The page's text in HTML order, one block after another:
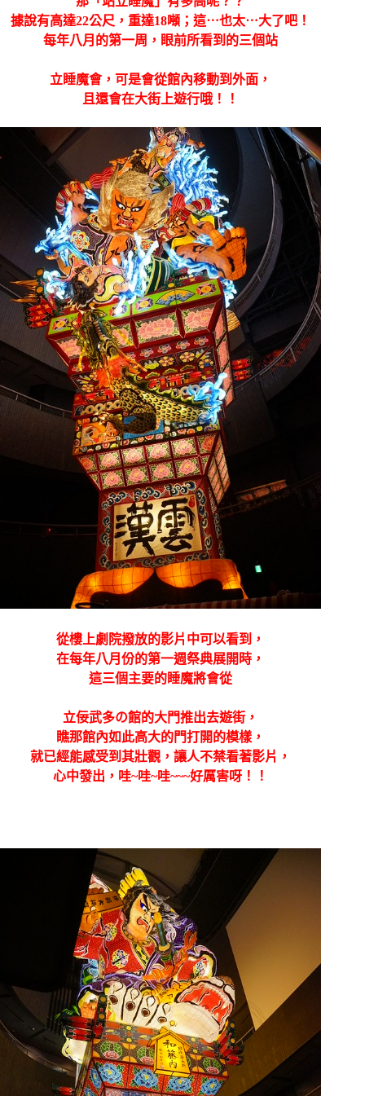
據說有高達22公尺，重達18噸；這⋯也太⋯大了吧！
每年八月的第一周，眼前所看到的三個站
立睡魔會，可是會從館內移動到外面，
且還會在大街上遊行哦！！
從樓上劇院撥放的影片中可以看到，
在每年八月份的第一週祭典展開時，
這三個主要的睡魔將會從
立佞武多の館的大門推出去遊街，
瞧那館內如此高大的門打開的模樣，
就已經能感受到其壯觀，讓人不禁看著影片，
心中發出，哇~哇~哇~~~好厲害呀！！